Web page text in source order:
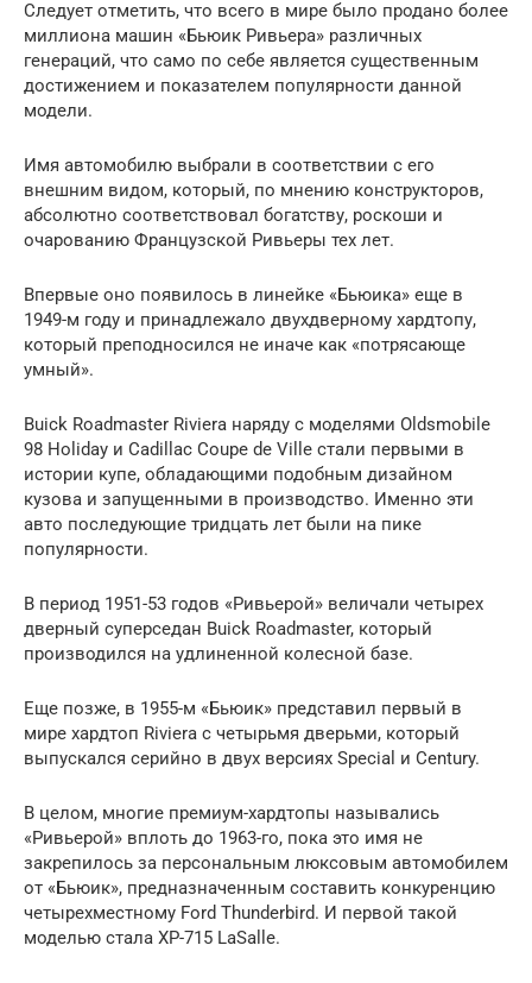
Следует отметить, что всего в мире было продано более
миллиона машин «Бьюик Ривьера» различных
генераций, что само по себе является существенным
достижением и показателем популярности данной
модели.
Имя автомобилю выбрали в соответствии с его
внешним видом, который, по мнению конструкторов,
абсолютно соответствовал богатству, роскоши и
очарованию Французской Ривьеры тех лет.
Впервые оно появилось в линейке «Бьюика» еще в
1949-м году и принадлежало двухдверному хардтопу,
который преподносился не иначе как «потрясающе
умный».
Buick Roadmaster Riviera наряду с моделями Oldsmobile
98 Holiday и Cadillac Coupe de Ville стали первыми в
истории купе, обладающими подобным дизайном
кузова и запущенными в производство. Именно эти
авто последующие тридцать лет были на пике
популярности.
В период 1951-53 годов «Ривьерой» величали четырех
дверный суперседан Buick Roadmaster, который
производился на удлиненной колесной базе.
Еще позже, в 1955-м «Бьюик» представил первый в
мире хардтоп Riviera с четырьмя дверьми, который
выпускался серийно в двух версиях Special и Century.
В целом, многие премиум-хардтопы назывались
«Ривьерой» вплоть до 1963-го, пока это имя не
закрепилось за персональным люксовым автомобилем
от «Бьюик», предназначенным составить конкуренцию
четырехместному Ford Thunderbird. И первой такой
моделью стала XP-715 LaSalle.